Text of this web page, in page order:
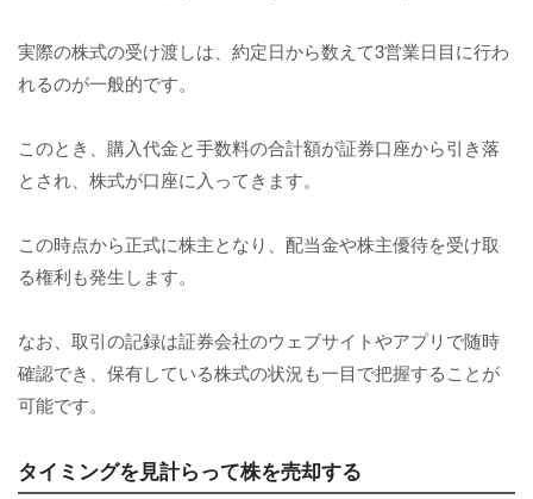
実際の株式の受け渡しは、約定日から数えて3営業日目に行わ
れるのが一般的です。
このとき、購入代金と手数料の合計額が証券口座から引き落
とされ、株式が口座に入ってきます。
この時点から正式に株主となり、配当金や株主優待を受け取
る権利も発生します。
なお、取引の記録は証券会社のウェブサイトやアプリで随時
確認でき、保有している株式の状況も一目で把握することが
可能です。
タイミングを見計らって株を売却する